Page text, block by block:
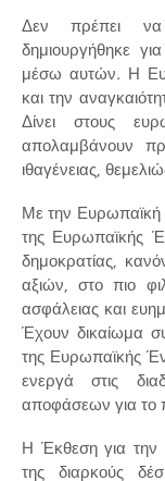
Δεν πρέπει
δημιουργήθηκε
μέσω αυτών. Η
και την
Δίνει στους
απολαμβάνουν
ιθαγένειας,
Με την Ευρωπαϊκή
της Ευρωπαϊκής
δημοκρατίας,
αξιών, στο πιο
ασφάλειας και
Έχουν δικαίωμα
της Ευρωπαϊκής
ενεργά στις
αποφάσεων για το
Η Έκθεση για την
της διαρκούς